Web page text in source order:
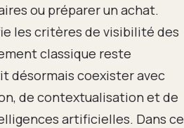
ou préparer un achat.
les critères de visibilité des
classique reste
désormais coexister avec
de contextualisation et de
artificielles. Dans ce